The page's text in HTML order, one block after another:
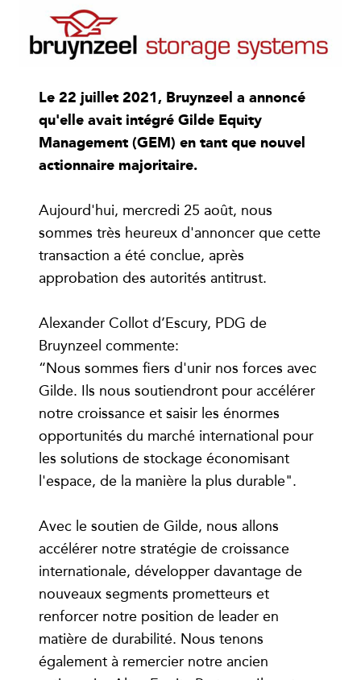
Le 22 juillet 2021, Bruynzeel a annoncé
qu'elle avait intégré Gilde Equity
Management (GEM) en tant que nouvel
actionnaire majoritaire.
Aujourd'hui, mercredi 25 août, nous
sommes très heureux d'annoncer que cette
transaction a été conclue, après
approbation des autorités antitrust.
Alexander Collot d’Escury, PDG de
Bruynzeel commente:
“Nous sommes fiers d'unir nos forces avec
Gilde. Ils nous soutiendront pour accélérer
notre croissance et saisir les énormes
opportunités du marché international pour
les solutions de stockage économisant
l'espace, de la manière la plus durable".
Avec le soutien de Gilde, nous allons
accélérer notre stratégie de croissance
internationale, développer davantage de
nouveaux segments prometteurs et
renforcer notre position de leader en
matière de durabilité. Nous tenons
également à remercier notre ancien